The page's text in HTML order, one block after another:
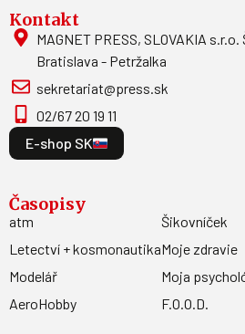
Kontakt
MAGNET PRESS, SLOVAKIA
Bratislava - Petržalka
sekretariat@press.sk
02/67 20 19 11
E-shop SK
Časopisy
atm
Letectví + kosmonautika
Modelář
AeroHobby
Šikovníček
Moje zdravie
Moja
F.O.O.D.